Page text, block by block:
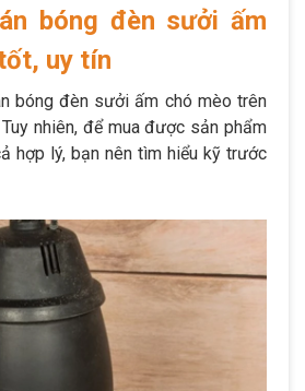
bóng đèn sưởi ấm
uy tín
bóng đèn sưởi ấm chó mèo trên
nhiên, để mua được sản phẩm
hợp lý, bạn nên tìm hiểu kỹ trước